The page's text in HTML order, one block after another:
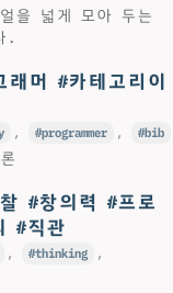
을 넓게 모아 두는
.
래머 #카테고리이
, programmer , bib
#창의력 #프로
#직관
, thinking
,